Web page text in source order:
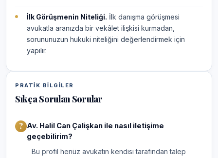
İlk Görüşmenin Niteliği. İlk danışma görüşmesi
avukatla aranızda bir vekâlet ilişkisi kurmadan,
sorununuzun hukuki niteliğini değerlendirmek için
yapılır.
PRATIK BILGILER
Sıkça Sorulan Sorular
Av. Halil Can Çalişkan ile nasıl iletişime
geçebilirim?
Bu profil henüz avukatın kendisi tarafından talep